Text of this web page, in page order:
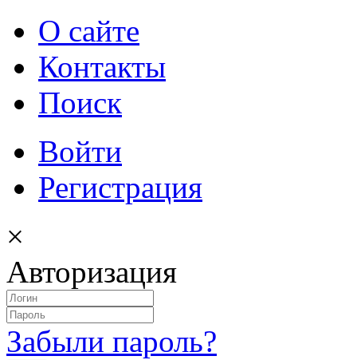
О сайте
Контакты
Поиск
Войти
Регистрация
×
Авторизация
Забыли пароль?